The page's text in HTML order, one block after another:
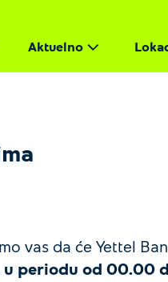
Aktuelno
vas da će Yettel
u periodu od 00.00